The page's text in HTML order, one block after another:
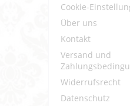
Cookie-
Über uns
Kontakt
Versand und
Widerrufsrecht
Datenschutz